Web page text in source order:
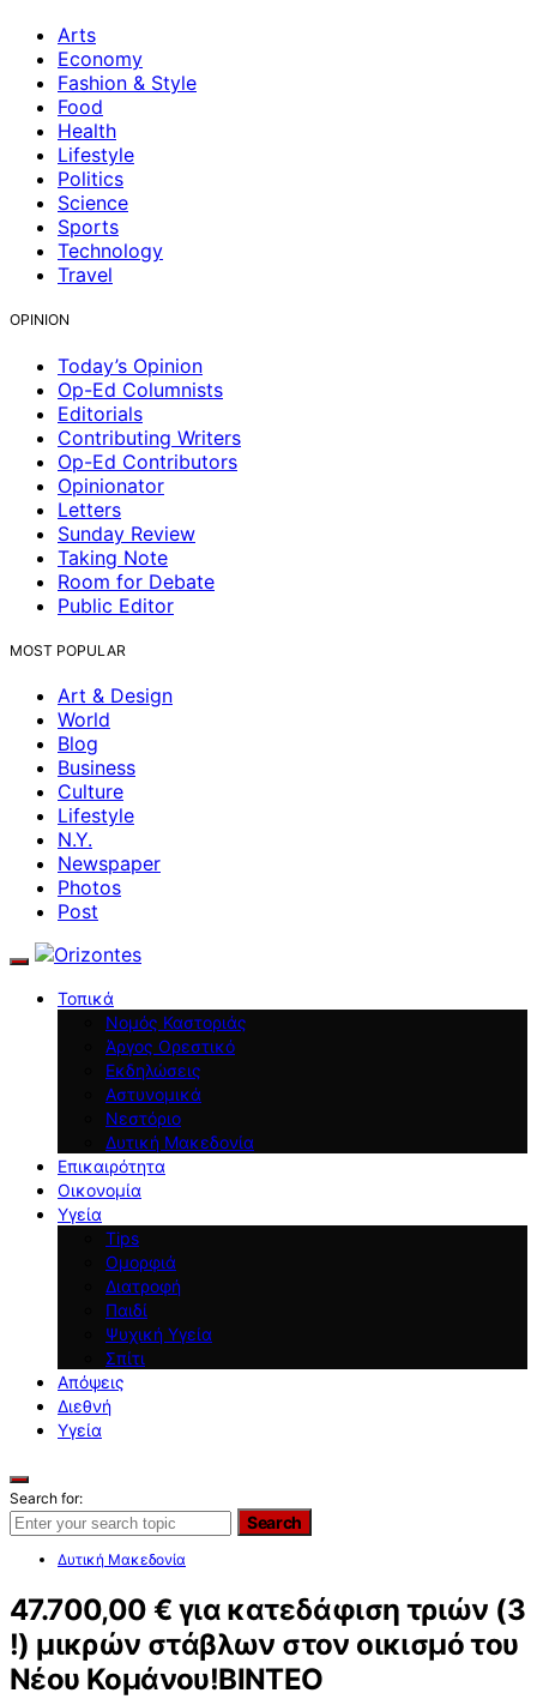
Arts
Economy
Fashion & Style
Food
Health
Lifestyle
Politics
Science
Sports
Technology
Travel
OPINION
Today’s Opinion
Op-Ed Columnists
Editorials
Contributing Writers
Op-Ed Contributors
Opinionator
Letters
Sunday Review
Taking Note
Room for Debate
Public Editor
MOST POPULAR
Art & Design
World
Blog
Business
Culture
Lifestyle
N.Y.
Newspaper
Photos
Post
Τοπικά
Νομός Καστοριάς
Άργος Ορεστικό
Εκδηλώσεις
Αστυνομικά
Νεστόριο
Δυτική Μακεδονία
Επικαιρότητα
Οικονομία
Υγεία
Tips
Ομορφιά
Διατροφή
Παιδί
Ψυχική Υγεία
Σπίτι
Απόψεις
Διεθνή
Υγεία
Search for:
Search
Δυτική Μακεδονία
47.700,00 € για κατεδάφιση τριών (3
!) μικρών στάβλων στον οικισμό του
Νέου Κομάνου!ΒΙΝΤΕΟ